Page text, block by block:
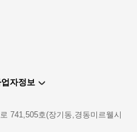
자정보
741,505호(장기동,경동미르웰시